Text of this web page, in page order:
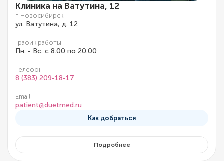
Клиника на Ватутина, 12
г. Новосибирск
ул. Ватутина, д. 12
График работы
Пн. - Вс. с 8.00 по 20.00
Телефон
8 (383) 209-18-17
Email
patient@duetmed.ru
Как добраться
Подробнее